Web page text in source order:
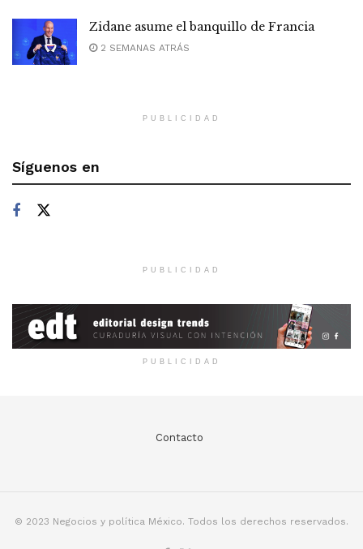
Zidane asume el banquillo de Francia
2 SEMANAS ATRÁS
PUBLICIDAD
Síguenos en
PUBLICIDAD
PUBLICIDAD
Contacto
© 2023 Negocios y política México. Todos los derechos reservados.